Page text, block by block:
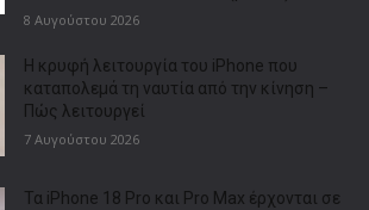
8 Αυγούστου 2026
Η κρυφή λειτουργία του iPhone που
καταπολεμά τη ναυτία από την κίνηση –
Πώς λειτουργεί
7 Αυγούστου 2026
Τα iPhone 18 Pro και Pro Max έρχονται σε